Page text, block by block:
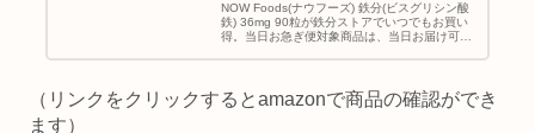
NOW Foods(ナウフーズ) 鉄分(ビスグリシン酸
鉄) 36mg 90粒が鉄分ストアでいつでもお買い
得。当日お急ぎ便対象商品は、当日お届け可能
（リンクをクリックするとamazonで商品の確認ができ
ます）